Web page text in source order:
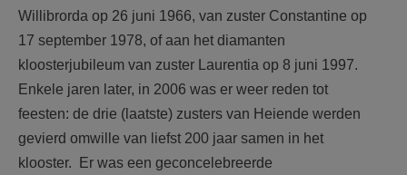
Willibrorda op 26 juni 1966, van zuster Constantine op
17 september 1978, of aan het diamanten
kloosterjubileum van zuster Laurentia op 8 juni 1997.
Enkele jaren later, in 2006 was er weer reden tot
feesten: de drie (laatste) zusters van Heiende werden
gevierd omwille van liefst 200 jaar samen in het
klooster. Er was een geconcelebreerde